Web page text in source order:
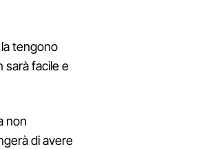
tengono
sarà facile e
non
di avere